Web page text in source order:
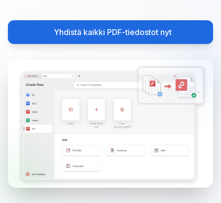
Yhdistä kaikki PDF-tiedostot nyt